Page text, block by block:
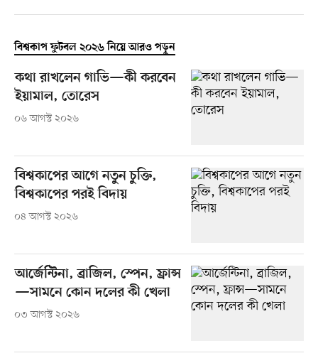
বিশ্বকাপ ফুটবল ২০২৬ নিয়ে আরও পড়ুন
কথা রাখলেন গাভি—কী করবেন
ইয়ামাল, তোরেস
০৬ আগস্ট ২০২৬
বিশ্বকাপের আগে নতুন চুক্তি,
বিশ্বকাপের পরই বিদায়
০৪ আগস্ট ২০২৬
আর্জেন্টিনা, ব্রাজিল, স্পেন, ফ্রান্স
—সামনে কোন দলের কী খেলা
০৩ আগস্ট ২০২৬